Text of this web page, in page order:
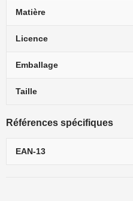
Matière
Licence
Emballage
Taille
Références spécifiques
EAN-13